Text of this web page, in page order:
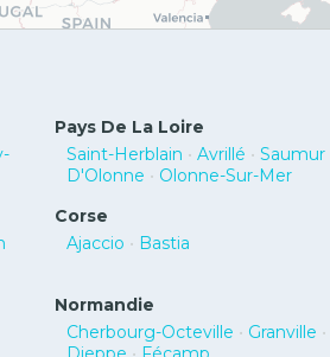
Pays De La Loire
Saint-Herblain • Avrillé • Saumur
D'Olonne • Olonne-Sur-Mer
Corse
Ajaccio • Bastia
Normandie
Cherbourg-Octeville • Granville •